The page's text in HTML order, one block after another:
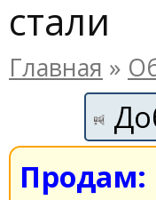
стали
Главная »
Продам: